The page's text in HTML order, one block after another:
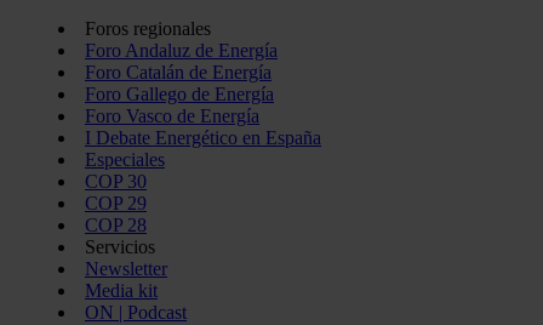
Foros regionales
Foro Andaluz de Energía
Foro Catalán de Energía
Foro Gallego de Energía
Foro Vasco de Energía
I Debate Energético en España
Especiales
COP 30
COP 29
COP 28
Servicios
Newsletter
Media kit
ON | Podcast